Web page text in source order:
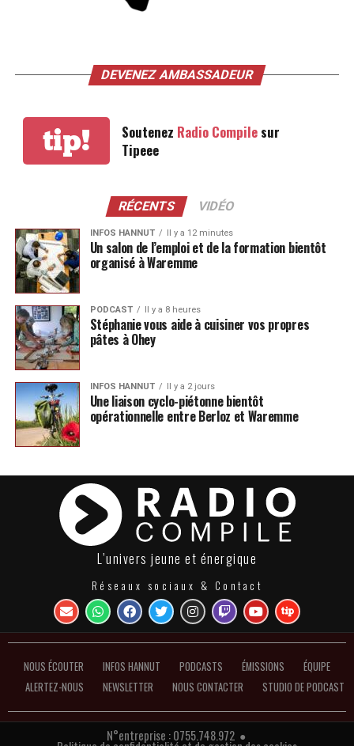
DEVENEZ AMBASSADEUR
tip! Soutenez Radio Compilesur
Tipeee
RÉCENTS VIDÉO
INFOS HANNUT Il y a 12 minutes
Un salon de l’emploi et de la formation bientôt
organisé à Waremme
PODCAST Il y a 8 heures
Stéphanie vous aide à cuisiner vos propres
pâtes à Ohey
INFOS HANNUT Il y a 2 jours
Une liaison cyclo-piétonne bientôt
opérationnelle entre Berloz et Waremme
L’univers jeune et énergique
Réseaux sociaux & Contact
NOUS ÉCOUTER INFOS HANNUT PODCASTS ÉMISSIONS
ÉQUIPE
ALERTEZ-NOUS
NEWSLETTER NOUS CONTACTER STUDIO DE PODCAST
N°entreprise : 0755.748.972 ●